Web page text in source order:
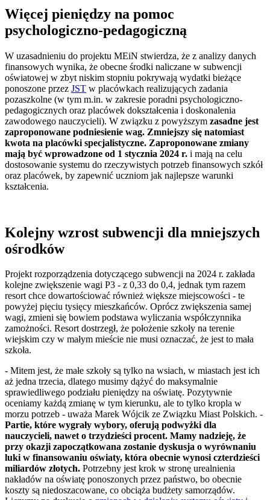
Więcej pieniędzy na pomoc
psychologiczno-pedagogiczną
W uzasadnieniu do projektu MEiN stwierdza, że z analizy danych
finansowych wynika, że obecne środki naliczane w subwencji
oświatowej w zbyt niskim stopniu pokrywają wydatki bieżące
ponoszone przez JST w placówkach realizujących zadania
pozaszkolne (w tym m.in. w zakresie poradni psychologiczno-
pedagogicznych oraz placówek dokształcenia i doskonalenia
zawodowego nauczycieli). W związku z powyższym zasadne jest
zaproponowane podniesienie wag. Zmniejszy się natomiast
kwota na placówki specjalistyczne. Zaproponowane zmiany
mają być wprowadzone od 1 stycznia 2024 r. i mają na celu
dostosowanie systemu do rzeczywistych potrzeb finansowych szkół
oraz placówek, by zapewnić uczniom jak najlepsze warunki
kształcenia.
Kolejny wzrost subwencji dla mniejszych
ośrodków
Projekt rozporządzenia dotyczącego subwencji na 2024 r. zakłada
kolejne zwiększenie wagi P3 - z 0,33 do 0,4, jednak tym razem
resort chce dowartościować również większe miejscowości - te
powyżej pięciu tysięcy mieszkańców. Oprócz zwiększenia samej
wagi, zmieni się bowiem podstawa wyliczania współczynnika
zamożności. Resort dostrzegł, że położenie szkoły na terenie
wiejskim czy w małym mieście nie musi oznaczać, że jest to mała
szkoła.
- Mitem jest, że małe szkoły są tylko na wsiach, w miastach jest ich
aż jedna trzecia, dlatego musimy dążyć do maksymalnie
sprawiedliwego podziału pieniędzy na oświatę. Pozytywnie
oceniamy każdą zmianę w tym kierunku, ale to tylko kropla w
morzu potrzeb - uważa Marek Wójcik ze Związku Miast Polskich. -
Partie, które wygrały wybory, oferują podwyżki dla
nauczycieli, nawet o trzydzieści procent. Mamy nadzieję, że
przy okazji zapoczątkowana zostanie dyskusja o wyrównaniu
luki w finansowaniu oświaty, która obecnie wynosi czterdzieści
miliardów złotych. Potrzebny jest krok w stronę urealnienia
nakładów na oświatę ponoszonych przez państwo, bo obecnie
koszty są niedoszacowane, co obciąża budżety samorządów.